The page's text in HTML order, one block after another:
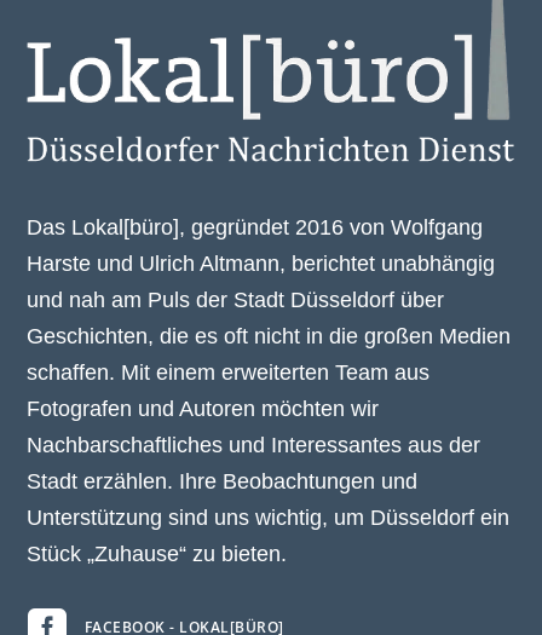
Das Lokal[büro], gegründet 2016 von Wolfgang
Harste und Ulrich Altmann, berichtet unabhängig
und nah am Puls der Stadt Düsseldorf über
Geschichten, die es oft nicht in die großen Medien
schaffen. Mit einem erweiterten Team aus
Fotografen und Autoren möchten wir
Nachbarschaftliches und Interessantes aus der
Stadt erzählen. Ihre Beobachtungen und
Unterstützung sind uns wichtig, um Düsseldorf ein
Stück „Zuhause“ zu bieten.
FACEBOOK - LOKAL[BÜRO]